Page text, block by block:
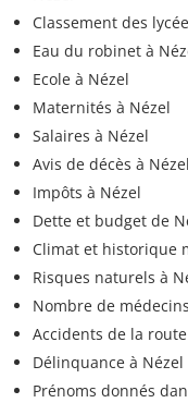
Classement des
Eau du robinet à
Ecole à Nézel
Maternités à Nézel
Salaires à Nézel
Avis de décès à Nézel
Impôts à Nézel
Dette et budget de
Climat et historique
Risques naturels à
Nombre de
Accidents de la
Délinquance à Nézel
Prénoms donnés